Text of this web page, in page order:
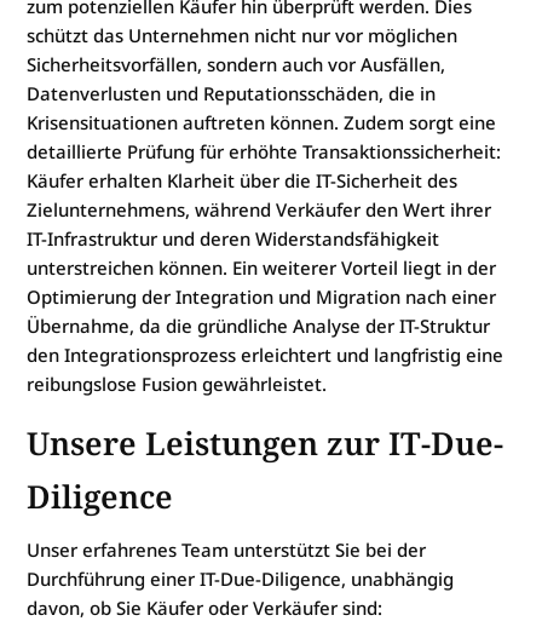
zum potenziellen Käufer hin überprüft werden. Dies
schützt das Unternehmen nicht nur vor möglichen
Sicherheitsvorfällen, sondern auch vor Ausfällen,
Datenverlusten und Reputationsschäden, die in
Krisensituationen auftreten können. Zudem sorgt eine
detaillierte Prüfung für erhöhte Transaktionssicherheit:
Käufer erhalten Klarheit über die IT-Sicherheit des
Zielunternehmens, während Verkäufer den Wert ihrer
IT-Infrastruktur und deren Widerstandsfähigkeit
unterstreichen können. Ein weiterer Vorteil liegt in der
Optimierung der Integration und Migration nach einer
Übernahme, da die gründliche Analyse der IT-Struktur
den Integrationsprozess erleichtert und langfristig eine
reibungslose Fusion gewährleistet.
Unsere Leistungen zur IT-Due-
Diligence
Unser erfahrenes Team unterstützt Sie bei der
Durchführung einer IT-Due-Diligence, unabhängig
davon, ob Sie Käufer oder Verkäufer sind: